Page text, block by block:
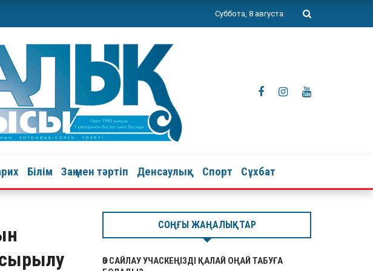
Суббота, 8 августа
Білім Заң мен тәртіп Денсаулық Спорт Сұхбат
СОҢҒЫ ЖАҢАЛЫҚТАР
ӨЗ САЙЛАУ УЧАСКЕҢІЗДІ ҚАЛАЙ ОҢАЙ ТАБУҒА